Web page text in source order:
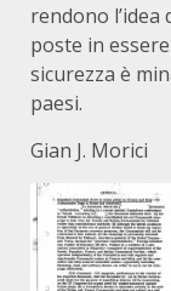
rendono
poste in
sicurezza è
paesi.
Gian J. Morici